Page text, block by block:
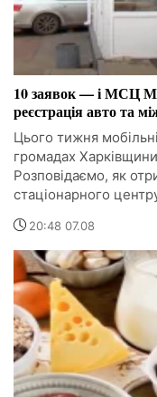
10 заявок — і МСЦ
реєстрація авто та
Цього тижня
громадах
Розповідаємо, як
стаціонарного
20:48 07.08